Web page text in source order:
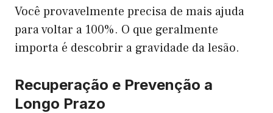
Você provavelmente precisa de mais ajuda
para voltar a 100%. O que geralmente
importa é descobrir a gravidade da lesão.
Recuperação e Prevenção a
Longo Prazo